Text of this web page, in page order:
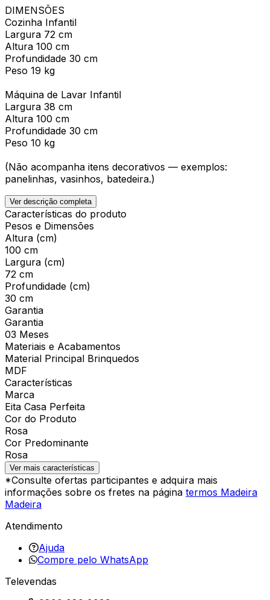
DIMENSÕES
Cozinha Infantil
Largura 72 cm
Altura 100 cm
Profundidade 30 cm
Peso 19 kg
Máquina de Lavar Infantil
Largura 38 cm
Altura 100 cm
Profundidade 30 cm
Peso 10 kg
(Não acompanha itens decorativos — exemplos:
panelinhas, vasinhos, batedeira.)
Ver descrição completa
Características do produto
Pesos e Dimensões
Altura (cm)
100 cm
Largura (cm)
72 cm
Profundidade (cm)
30 cm
Garantia
Garantia
03 Meses
Materiais e Acabamentos
Material Principal Brinquedos
MDF
Características
Marca
Eita Casa Perfeita
Cor do Produto
Rosa
Cor Predominante
Rosa
Ver mais características
*Consulte ofertas participantes e adquira mais
informações sobre os fretes na página termos Madeira
Madeira
Atendimento
Ajuda
Compre pelo WhatsApp
Televendas